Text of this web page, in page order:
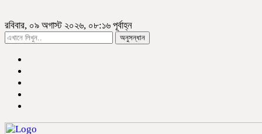
রবিবার, ০৯ অগাস্ট ২০২৬, ০৮:১৬ পূর্বাহ্ন
অনুসন্ধান